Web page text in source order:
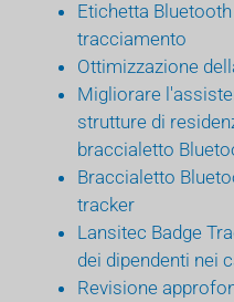
Etichetta
tracciamento
Ottimizzazione
Migliorare
strutture di
braccialetto
Braccialetto
tracker
Lansitec Badge
dei dipendenti nei
Revisione